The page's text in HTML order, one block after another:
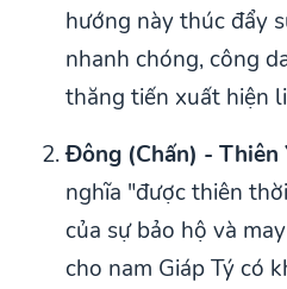
hướng này thúc đẩy
nhanh chóng, công
thăng tiến xuất hiện
Đông (Chấn) - Thiên
nghĩa "được thiên
của sự bảo hộ và
cho nam Giáp Tý có